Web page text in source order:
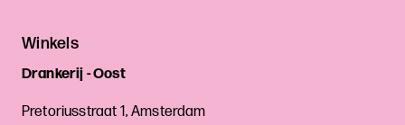
Winkels
Drankerij - Oost
Pretoriusstraat 1, Amsterdam